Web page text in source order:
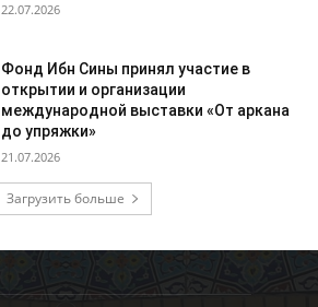
22.07.2026
Фонд Ибн Сины принял участие в
открытии и организации
международной выставки «От аркана
до упряжки»
21.07.2026
Загрузить больше